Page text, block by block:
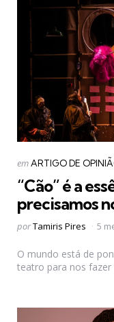
Categorias
Postado
emARTIGO DE
“Cão” é a
precisamos
Postado
porTamiris Pires 5
O mundo está de
teatro para nos fazer